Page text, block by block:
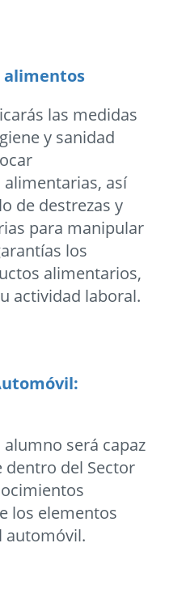
alimentos
las medidas
y sanidad
así
de destrezas y
para manipular
los
alimentarios,
actividad laboral.
será capaz
dentro del Sector
los elementos
automóvil.